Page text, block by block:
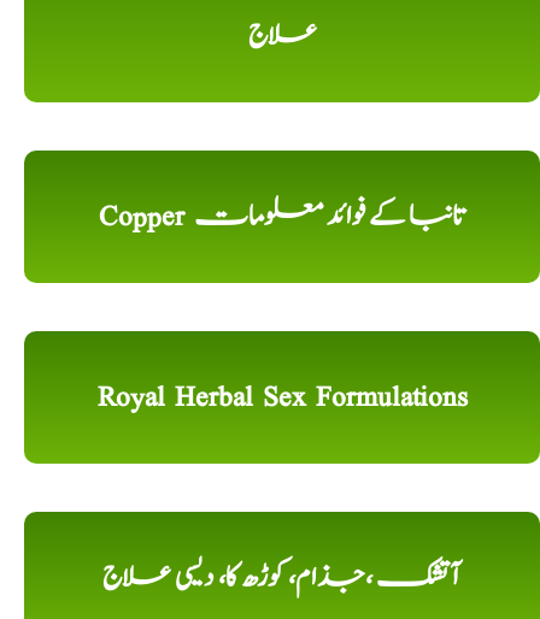
علاج
Copper تانبا کے فوائد معلومات
Royal Herbal Sex Formulations
آتشک ،جذام، کوڑھ کا، دیسی علاج